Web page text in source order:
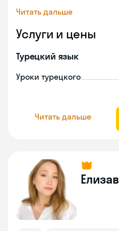
Читать дальше
Услуги и цены
Турецкий язык
Уроки турецкого
Читать дальше